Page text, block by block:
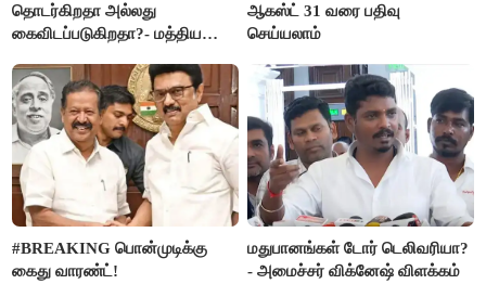
தொடர்கிறதா அல்லது
கைவிடப்படுகிறதா?- மத்திய
ஆகஸ்ட் 31 வரை பதிவு
செய்யலாம்
#BREAKING பொன்முடிக்கு
கைது வாரண்ட்!
மதுபானங்கள் டோர் டெலிவரியா?
- அமைச்சர் விக்னேஷ் விளக்கம்